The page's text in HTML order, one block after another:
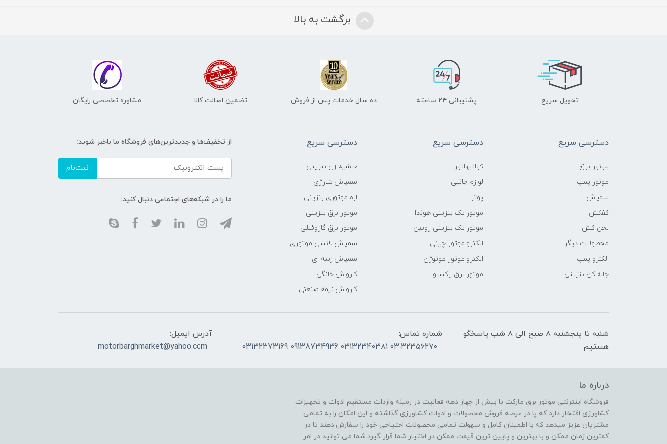
برگشت به بالا
تحویل سریع پشتیبانی ۲۴ ساعته ده سال خدمات پس از فروش تضمین اصالت کالا مشاوره تخصصی رایگان
دسترسی سریع
موتور برق
موتور پمپ
سمپاش
کفکش
لجن کش
محصولات دیگر
الکترو پمپ
چاله کن بنزینی
دسترسی سریع
کولتیواتور
لوازم جانبی
پوتر
موتور تک بنزینی هوندا
موتور تک بنزینی روبین
الکترو موتور چینی
الکترو موتور موتوژن
موتور برق راکسیو
دسترسی سریع
حاشیه زن بنزینی
سمپاش شارژی
اره موتوری بنزینی
موتور برق بنزینی
موتور برق گازوئیلی
سمپاش لانسی موتوری
سمپاش زنبه ای
کارواش خانگی
کارواش نیمه صنعتی
از تخفیف‌ها و جدیدترین‌های فروشگاه ما باخبر شوید:
ثبت‌نام
ما را در شبکه‌های اجتماعی دنبال کنید:
شنبه تا پنجشنبه 8 صبح الی 8 شب پاسخگو
هستیم
شماره تماس:
۰۳۱۳۲۳۵۶۲۷۰ ۰۳۱۳۲۳۴۰۳۸۱ 09138734936 03132373169
آدرس ایمیل:
motorbarghmarket@yahoo.com
درباره ما
فروشگاه اینترنتی موتور برق مارکت با بیش از چهار دهه فعالیت در زمینه واردات مستقیم ادوات و تجهیزات
کشاورزی افتخار دارد که پا در عرصه فروش محصولات و ادوات کشاورزی گذاشته و این امکان را به تمامی
مشتریان عزیز میدهد که با اطمینان کامل و سهولت تمامی محصولات احتیاجی خود را سفارش دهند تا در
کمترین زمان ممکن و با بهترین و پایین ترین قیمت ممکن در اختیار شما قرار گیرد.شما می توانید در امر